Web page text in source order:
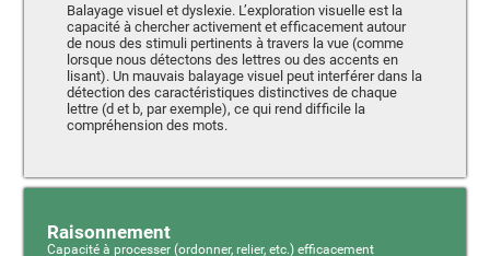
Balayage visuel et dyslexie. L’exploration visuelle est la
capacité à chercher activement et efficacement autour
de nous des stimuli pertinents à travers la vue (comme
lorsque nous détectons des lettres ou des accents en
lisant). Un mauvais balayage visuel peut interférer dans la
détection des caractéristiques distinctives de chaque
lettre (d et b, par exemple), ce qui rend difficile la
compréhension des mots.
Raisonnement
Capacité à processer (ordonner, relier, etc.) efficacement